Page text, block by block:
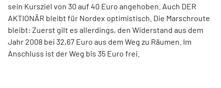
sein Kursziel von 30 auf 40 Euro angehoben. Auch DER
AKTIONÄR bleibt für Nordex optimistisch. Die Marschroute
bleibt: Zuerst gilt es allerdings, den Widerstand aus dem
Jahr 2008 bei 32,67 Euro aus dem Weg zu Räumen. Im
Anschluss ist der Weg bis 35 Euro frei.